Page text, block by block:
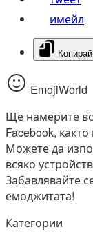
имейл
EmojiWorld
Ще намерите
Facebook,
Можете да
всяко
Забавлявайте
емоджитата!
Категории